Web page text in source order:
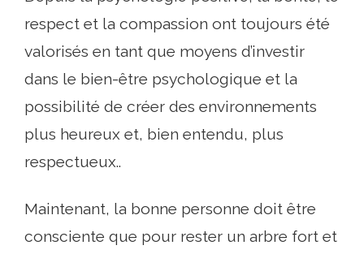
respect et la compassion ont toujours été
valorisés en tant que moyens d’investir
dans le bien-être psychologique et la
possibilité de créer des environnements
plus heureux et, bien entendu, plus
respectueux..
Maintenant, la bonne personne doit être
consciente que pour rester un arbre fort et